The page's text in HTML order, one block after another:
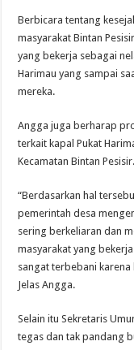
Berbicara tentang
masyarakat Bintan
yang bekerja sebagai
Harimau yang sampai
mereka.
Angga juga berharap
terkait kapal Pukat
Kecamatan Bintan Pesisir.
“Berdasarkan hal
pemerintah desa
sering berkeliaran dan
masyarakat yang
sangat terbebani
Jelas Angga.
Selain itu Sekretaris
tegas dan tak pandang